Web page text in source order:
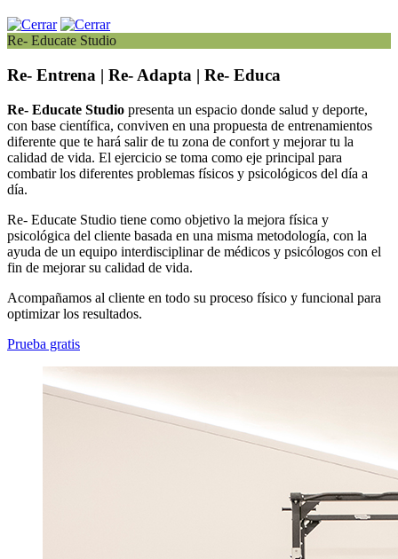
Re- Educate Studio
Re- Entrena | Re- Adapta | Re- Educa
Re- Educate Studio presenta un espacio donde salud y deporte,
con base científica, conviven en una propuesta de entrenamientos
diferente que te hará salir de tu zona de confort y mejorar tu la
calidad de vida. El ejercicio se toma como eje principal para
combatir los diferentes problemas físicos y psicológicos del día a
día.
Re- Educate Studio tiene como objetivo la mejora física y
psicológica del cliente basada en una misma metodología, con la
ayuda de un equipo interdisciplinar de médicos y psicólogos con el
fin de mejorar su calidad de vida.
Acompañamos al cliente en todo su proceso físico y funcional para
optimizar los resultados.
Prueba gratis